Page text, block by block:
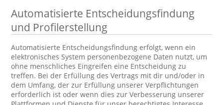
Automatisierte Entscheidungsfindung
und Profilerstellung
Automatisierte Entscheidungsfindung erfolgt, wenn ein
elektronisches System personenbezogene Daten nutzt, um
ohne menschliches Eingreifen eine Entscheidung zu
treffen. Bei der Erfüllung des Vertrags mit dir und/oder in
dem Umfang, der zur Erfüllung unserer Verpflichtungen
erforderlich ist oder wenn dies zur Verbesserung unserer